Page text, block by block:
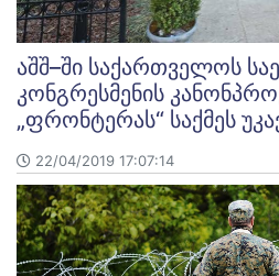
აშშ–ში საქართველოს
კონგრესმენის
„ფრონტერას“ საქმეს
22/04/2019 17:07:14